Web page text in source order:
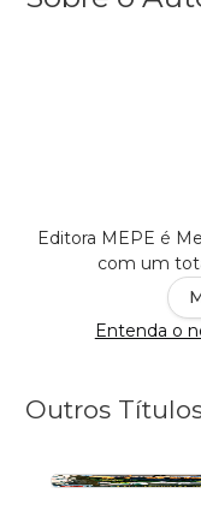
Editora MEPE é
com um
Entenda o
Outros